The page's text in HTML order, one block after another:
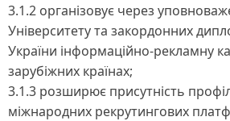
3.1.2 організовує через
Університету та закордонних
України інформаційно-рекламну
зарубіжних країнах;
3.1.3 розширює присутність
міжнародних рекрутингових